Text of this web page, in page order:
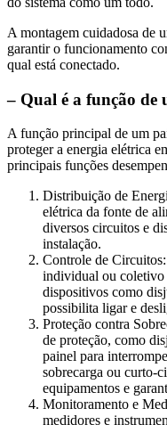
A montagem cuidadosa de
garantir o funcionamento
qual está conectado.
– Qual é a função de
A função principal de um
proteger a energia elétrica
principais funções
Distribuição de
elétrica da fonte de
diversos circuitos e
instalação.
Controle de
individual ou coletivo
dispositivos como
possibilita ligar e
Proteção contra
de proteção, como
painel para
sobrecarga ou curto-
equipamentos e
Monitoramento e
medidores e